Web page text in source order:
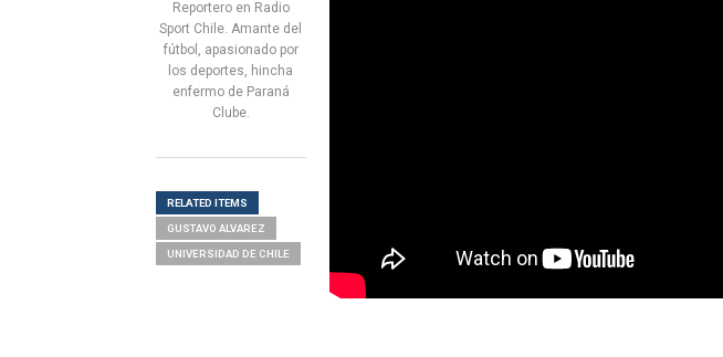
Reportero en Radio
Sport Chile. Amante del
fútbol, apasionado por
los deportes, hincha
enfermo de Paraná
Clube.
RELATED ITEMS
GUSTAVO ALVAREZ
UNIVERSIDAD DE CHILE